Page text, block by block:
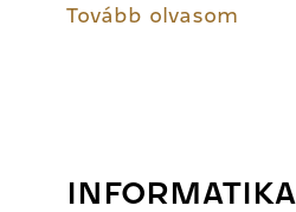
Tovább olvasom
INFORMATIKA